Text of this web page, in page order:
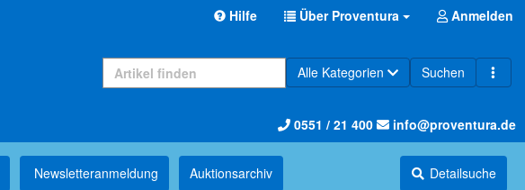
Hilfe Über Proventura Anmelden
Alle Kategorien Suchen
0551 / 21 400 info@proventura.de
Newsletter­anmeldung Auktions­archiv Detailsuche